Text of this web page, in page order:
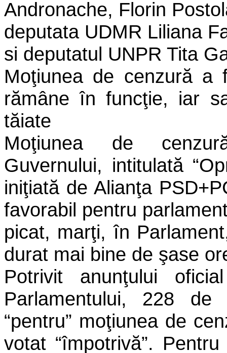
Andronache, Florin
deputata UDMR Liliana
si deputatul UNPR Tita
Moţiunea de cenzură a
rămâne în funcţie, iar
tăiate
Moţiunea de
Guvernului, intitulată
iniţiată de Alianţa
favorabil pentru
picat, marţi, în
durat mai bine de şase
Potrivit anunţului
Parlamentului, 228
“pentru” moţiunea de
votat “împotrivă”.